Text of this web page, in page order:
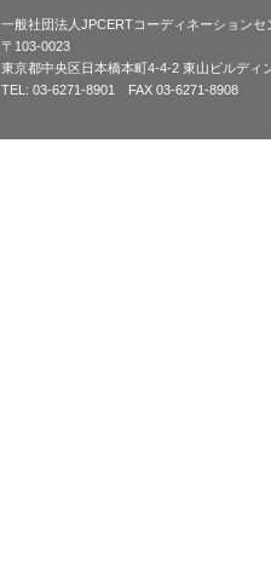
一般社団法人JPCERTコーディネーションセ
〒103-0023
東京都中央区日本橋本町4-4-2 東山ビルディ
TEL: 03-6271-8901 FAX 03-6271-8908